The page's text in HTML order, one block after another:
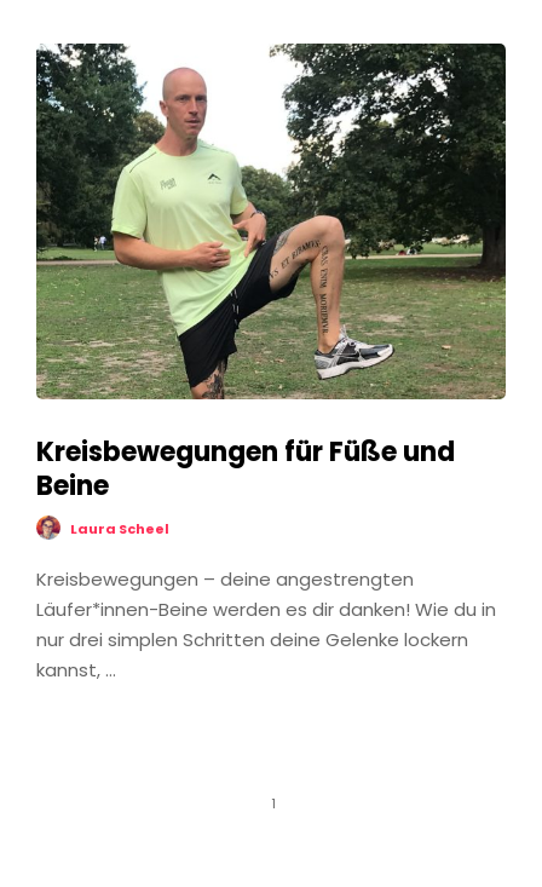
Kreisbewegungen für Füße und
Beine
Laura Scheel
Kreisbewegungen – deine angestrengten
Läufer*innen-Beine werden es dir danken! Wie du in
nur drei simplen Schritten deine Gelenke lockern
kannst, …
1